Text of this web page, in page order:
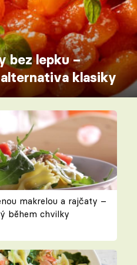
bez lepku –
klasiky
makrelou a rajčaty –
během chvilky